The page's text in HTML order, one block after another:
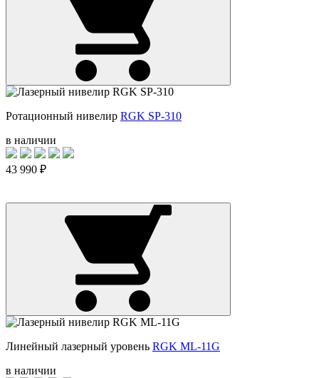
Ротационный нивелир RGK SP-310
в наличии
43 990 ₽
Линейный лазерный уровень RGK ML-11G
в наличии